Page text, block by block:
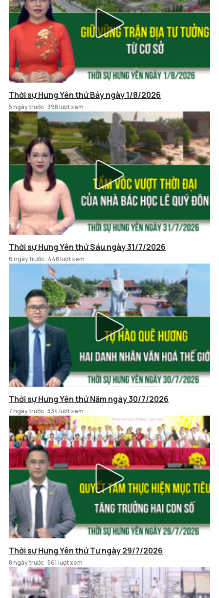
Thời sự Hưng Yên thứ Bảy ngày 1/8/2026
5 ngày trước 398 lượt xem
Thời sự Hưng Yên thứ Sáu ngày 31/7/2026
6 ngày trước 448 lượt xem
Thời sự Hưng Yên thứ Năm ngày 30/7/2026
7 ngày trước 534 lượt xem
Thời sự Hưng Yên thứ Tư ngày 29/7/2026
8 ngày trước 561 lượt xem